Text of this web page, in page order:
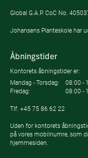
Global G.A.P. CoC No.
Johansens Planteskole har
Åbningstider
Kontorets åbningstider er:
Mandag - Torsdag:
08:00 -
Fredag:
08:00 -
Tlf. +45 75 86 62 22
Uden for kontorets
på vores mobilnumre, som
hjemmesiden.